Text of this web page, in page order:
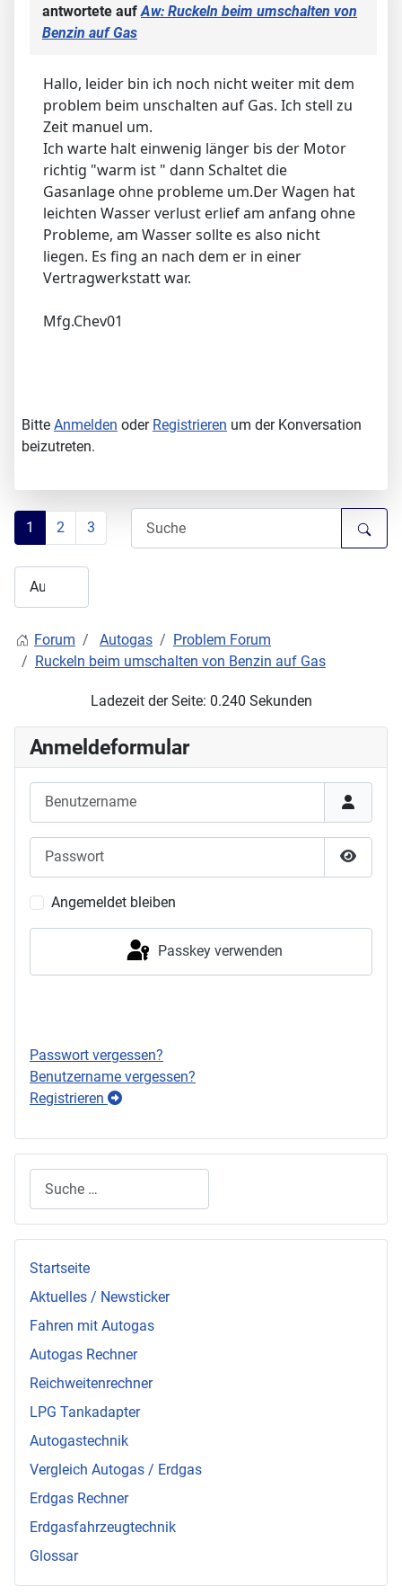
antwortete aufAw: Ruckeln beim umschalten von
Benzin auf Gas
Hallo, leider bin ich noch nicht weiter mit dem
problem beim unschalten auf Gas. Ich stell zu
Zeit manuel um.
Ich warte halt einwenig länger bis der Motor
richtig "warm ist " dann Schaltet die
Gasanlage ohne probleme um.Der Wagen hat
leichten Wasser verlust erlief am anfang ohne
Probleme, am Wasser sollte es also nicht
liegen. Es fing an nach dem er in einer
Vertragwerkstatt war.
Mfg.Chev01
Bitte Anmelden oder Registrieren um der Konversation
beizutreten.
1 2 3
Forum Autogas
Problem Forum
Ruckeln beim umschalten von Benzin auf Gas
Ladezeit der Seite: 0.240 Sekunden
Anmeldeformular
Passwort
Angemeldet bleiben
Passkey verwenden
Passwort vergessen?
Benutzername vergessen?
Registrieren
Startseite
Aktuelles / Newsticker
Fahren mit Autogas
Autogas Rechner
Reichweitenrechner
LPG Tankadapter
Autogastechnik
Vergleich Autogas / Erdgas
Erdgas Rechner
Erdgasfahrzeugtechnik
Glossar